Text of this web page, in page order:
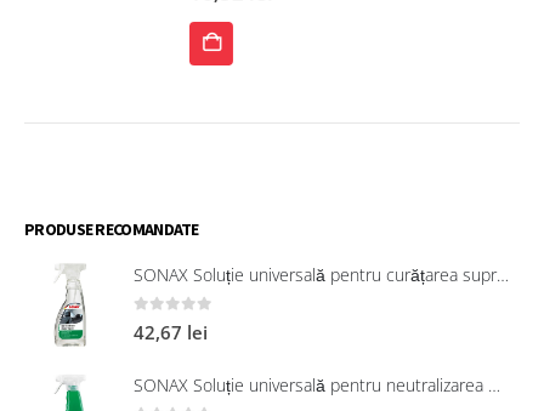
ÎN
PRODUSE RECOMANDATE
SONAX Soluție universală pentru curățarea suprafețelor interioare 321200
out of 5
42,67 lei
SONAX Soluție universală pentru neutralizarea mirosurilor neplăcute